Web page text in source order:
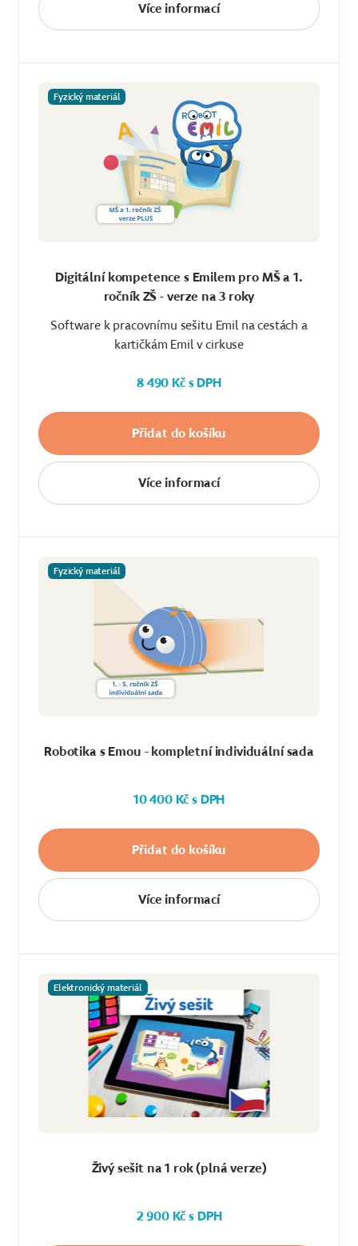
Více informací
Fyzický materiál
Digitální kompetence s Emilem pro MŠ a 1.
ročník ZŠ - verze na 3 roky
Software k pracovnímu sešitu Emil na cestách a
kartičkám Emil v cirkuse
8 490 Kč s DPH
Přidat do košíku
Více informací
Fyzický materiál
Robotika s Emou - kompletní individuální sada
10 400 Kč s DPH
Přidat do košíku
Více informací
Elektronický materiál
Živý sešit na 1 rok (plná verze)
2 900 Kč s DPH